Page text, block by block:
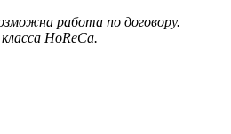
работа по договору.
HoReCa.